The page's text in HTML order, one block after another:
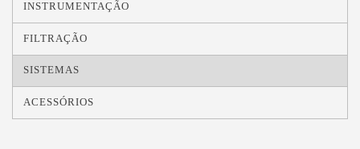
INSTRUMENTAÇÃO
FILTRAÇÃO
SISTEMAS
ACESSÓRIOS